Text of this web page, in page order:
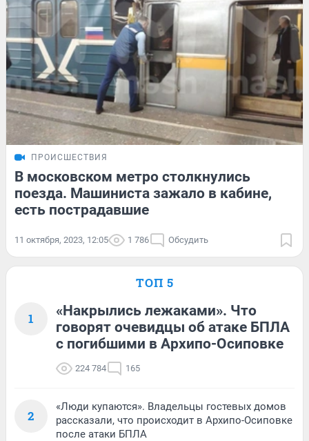
ПРОИСШЕСТВИЯ
В московском метро столкнулись
поезда. Машиниста зажало в кабине,
есть пострадавшие
11 октября, 2023, 12:05 1 786 Обсудить
ТОП 5
1
«Накрылись лежаками». Что
говорят очевидцы об атаке БПЛА
с погибшими в Архипо-Осиповке
224 784 165
2
«Люди купаются». Владельцы гостевых домов
рассказали, что происходит в Архипо-Осиповке
после атаки БПЛА